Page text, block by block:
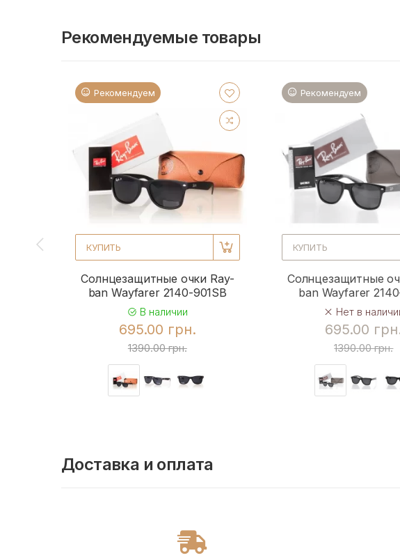
Рекомендуемые товары
Рекомендуем
КУПИТЬ
Солнцезащитные очки Ray-
ban Wayfarer 2140-901SB
В наличии
695.00 грн.
1390.00 грн.
Рекомендуем
КУПИТЬ
Солнцезащитные
ban Wayfarer
Нет в
695.00
1390.00 грн.
Доставка и оплата